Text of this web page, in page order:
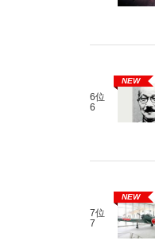
6位
6
NEW
7位
7
NEW